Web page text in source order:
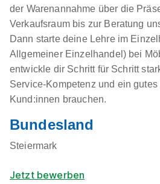
der Warenannahme über die
Verkaufsraum bis zur Beratung
Dann starte deine Lehre im
Allgemeiner Einzelhandel) bei
entwickle dir Schritt für Schritt
Service-Kompetenz und ein
Kund:innen brauchen.
Bundesland
Steiermark
Jetzt bewerben